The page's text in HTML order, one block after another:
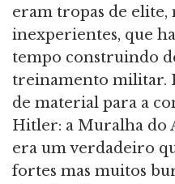
eram tropas de elite,
inexperientes, que
tempo construindo
treinamento militar.
de material para a
Hitler: a Muralha do
era um verdadeiro
fortes mas muitos